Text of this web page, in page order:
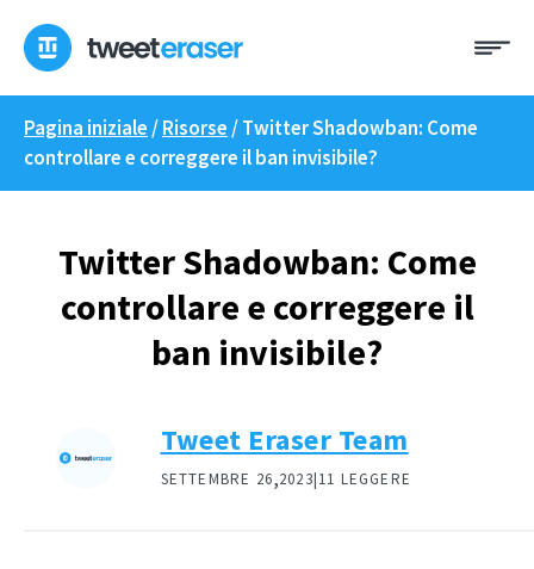
content
Pagina iniziale /Risorse /Twitter Shadowban: Come
controllare e correggere il ban invisibile?
Twitter Shadowban: Come
controllare e correggere il
ban invisibile?
Tweet Eraser Team
SETTEMBRE 26,2023|11 LEGGERE